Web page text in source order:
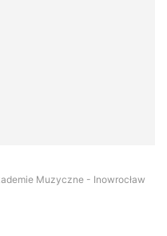
Muzyczne - Inowrocław